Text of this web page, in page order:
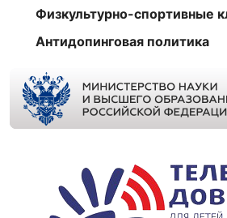
Физкультурно-спортивные
Антидопинговая политика